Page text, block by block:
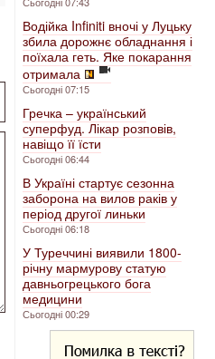
Водійка Infiniti вночі у Луцьку
збила дорожнє обладнання і
поїхала геть. Яке покарання
отримала
Сьогодні 07:15
Гречка – український
суперфуд. Лікар розповів,
навіщо її їсти
Сьогодні 06:44
В Україні стартує сезонна
заборона на вилов раків у
період другої линьки
Сьогодні 06:18
У Туреччині виявили 1800-
річну мармурову статую
давньогрецького бога
медицини
Сьогодні 00:29